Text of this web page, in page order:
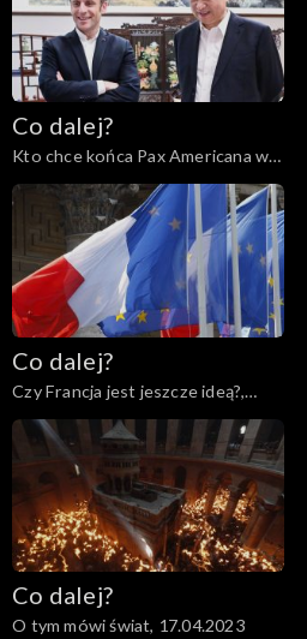
Co dalej?
Kto chce końca Pax Americana w
Europie?, 09.05.2023
Co dalej?
Czy Francja jest jeszcze ideą?,
27.04.2023
Co dalej?
O tym mówi świat, 17.04.2023